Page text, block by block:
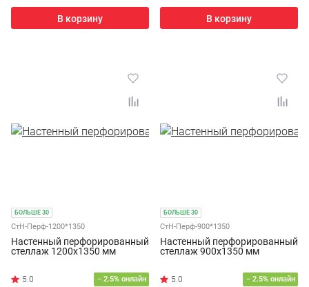
В корзину В корзину
БОЛЬШЕ 30
СтН-Перф-1200*1350
Настенный перфорированный
стеллаж 1200х1350 мм
− 2.5% онлайн
БОЛЬШЕ 30
СтН-Перф-900*1350
Настенный перфорированный
стеллаж 900х1350 мм
− 2.5% онлайн